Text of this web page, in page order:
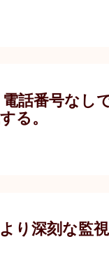
話番号なし
る。
り深刻な監